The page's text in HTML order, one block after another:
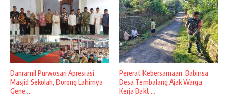
Danramil Purwosari Apresiasi
Masjid Sekolah, Dorong Lahirnya
Gene ...
Pererat Kebersamaan, Babinsa
Desa Tembalang Ajak Warga
Kerja Bakt ...